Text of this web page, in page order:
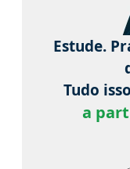
Estude.
Tudo
a